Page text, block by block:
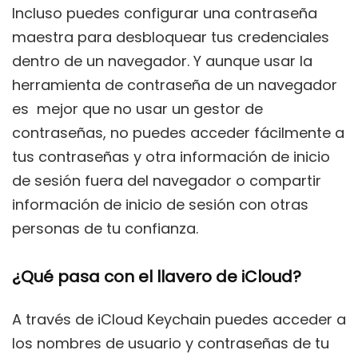
Incluso puedes configurar una contraseña
maestra para desbloquear tus credenciales
dentro de un navegador. Y aunque usar la
herramienta de contraseña de un navegador
es mejor que no usar un gestor de
contraseñas, no puedes acceder fácilmente a
tus contraseñas y otra información de inicio
de sesión fuera del navegador o compartir
información de inicio de sesión con otras
personas de tu confianza.
¿Qué pasa con el llavero de iCloud?
A través de iCloud Keychain puedes acceder a
los nombres de usuario y contraseñas de tu